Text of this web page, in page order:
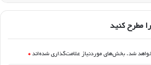
مطرح کنید
شد. بخش‌های موردنیاز علامت‌گذاری شده‌اند *